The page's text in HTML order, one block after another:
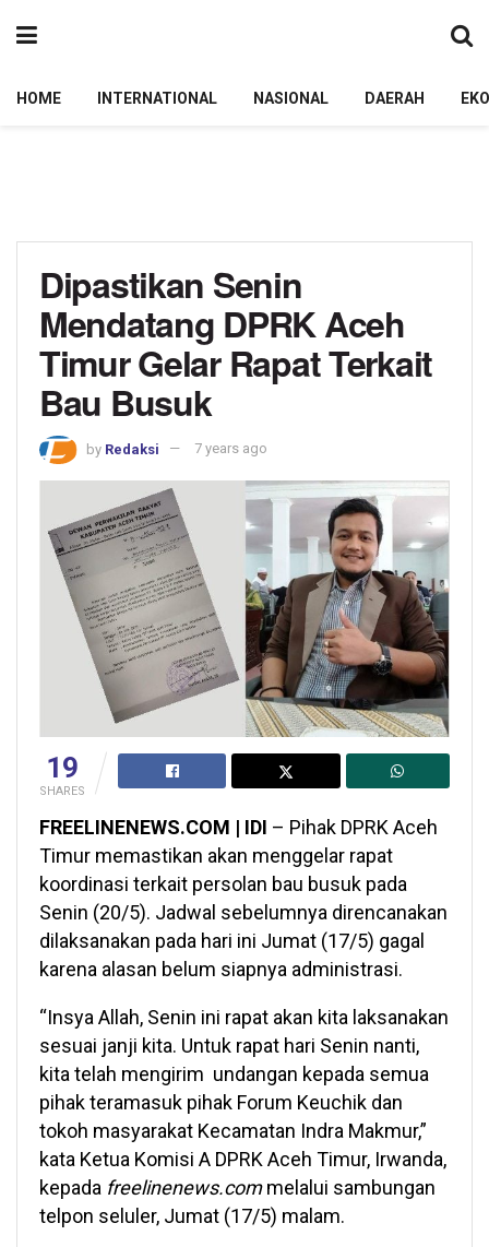
HOME INTERNATIONAL NASIONAL DAERAH
Dipastikan Senin
Mendatang DPRK Aceh
Timur Gelar Rapat Terkait
Bau Busuk
by Redaksi 7 years ago
19
SHARES
FREELINENEWS.COM | IDI – Pihak DPRK Aceh
Timur memastikan akan menggelar rapat
koordinasi terkait persolan bau busuk pada
Senin (20/5). Jadwal sebelumnya direncanakan
dilaksanakan pada hari ini Jumat (17/5) gagal
karena alasan belum siapnya administrasi.
“Insya Allah, Senin ini rapat akan kita laksanakan
sesuai janji kita. Untuk rapat hari Senin nanti,
kita telah mengirim undangan kepada semua
pihak teramasuk pihak Forum Keuchik dan
tokoh masyarakat Kecamatan Indra Makmur,”
kata Ketua Komisi A DPRK Aceh Timur, Irwanda,
kepada freelinenews.commelalui sambungan
telpon seluler, Jumat (17/5) malam.